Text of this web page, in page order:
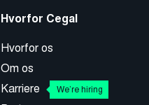
Hvorfor Cegal
Hvorfor os
Om os
Karriere
We’re hiring